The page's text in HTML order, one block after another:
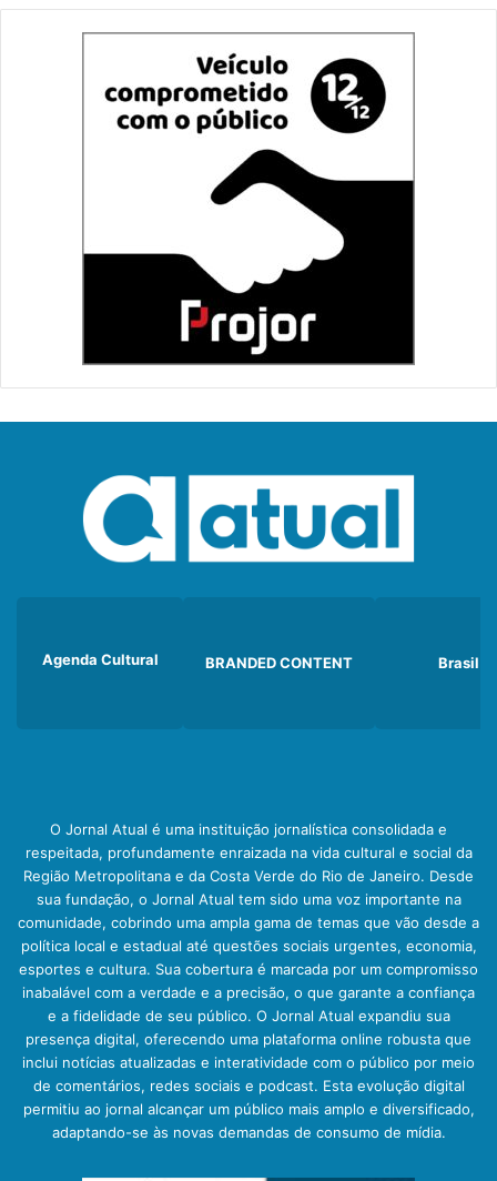
Agenda Cultural BRANDED CONTENT Brasil
O Jornal Atual é uma instituição jornalística consolidada e
respeitada, profundamente enraizada na vida cultural e social da
Região Metropolitana e da Costa Verde do Rio de Janeiro. Desde
sua fundação, o Jornal Atual tem sido uma voz importante na
comunidade, cobrindo uma ampla gama de temas que vão desde a
política local e estadual até questões sociais urgentes, economia,
esportes e cultura. Sua cobertura é marcada por um compromisso
inabalável com a verdade e a precisão, o que garante a confiança
e a fidelidade de seu público. O Jornal Atual expandiu sua
presença digital, oferecendo uma plataforma online robusta que
inclui notícias atualizadas e interatividade com o público por meio
de comentários, redes sociais e podcast. Esta evolução digital
permitiu ao jornal alcançar um público mais amplo e diversificado,
adaptando-se às novas demandas de consumo de mídia.